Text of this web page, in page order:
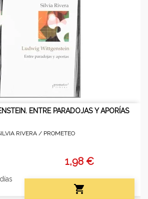
ENTRE PARADOJAS Y APORÍAS
RIVERA / PROMETEO
1,98 €
